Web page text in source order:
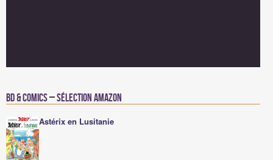
BD & Comics – Sélection Amazon
Astérix en Lusitanie